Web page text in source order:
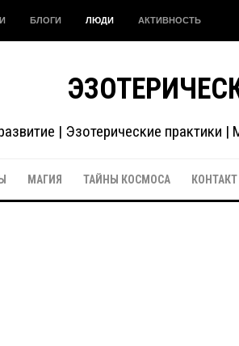
БЛОГИ ЛЮДИ АКТИВНОСТЬ
| Эзотерические практики |
МАГИЯ ТАЙНЫ КОСМОСА